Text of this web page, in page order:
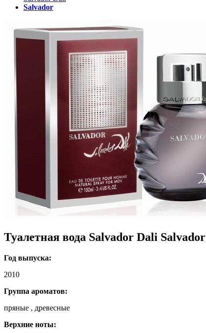
Salvador
Туалетная вода Salvador Dali Salvador
Год выпуска:
2010
Группа ароматов:
пряные , древесные
Верхние ноты: